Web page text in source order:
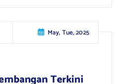
May, Tue, 2025
Terkini